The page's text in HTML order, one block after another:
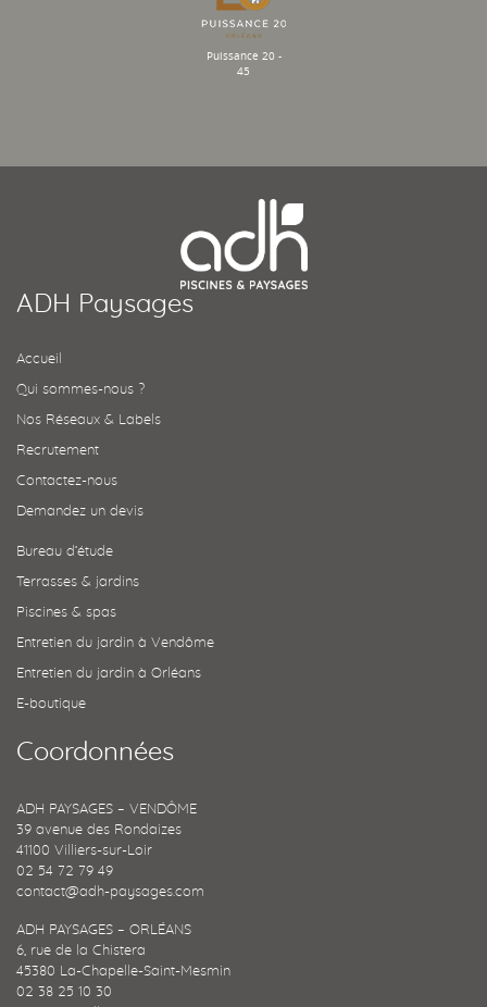
Puissance 20 -
45
ADH Paysages
Accueil
Qui sommes-nous ?
Nos Réseaux & Labels
Recrutement
Contactez-nous
Demandez un devis
Bureau d’étude
Terrasses & jardins
Piscines & spas
Entretien du jardin à Vendôme
Entretien du jardin à Orléans
E-boutique
Coordonnées
ADH PAYSAGES – VENDÔME
39 avenue des Rondaizes
41100 Villiers-sur-Loir
02 54 72 79 49
contact@adh-paysages.com
ADH PAYSAGES – ORLÉANS
6, rue de la Chistera
45380 La-Chapelle-Saint-Mesmin
02 38 25 10 30